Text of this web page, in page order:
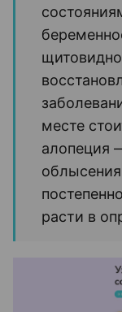
месте
алопеция
расти в